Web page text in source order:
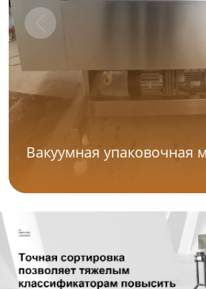
Вакуумная упаковочная